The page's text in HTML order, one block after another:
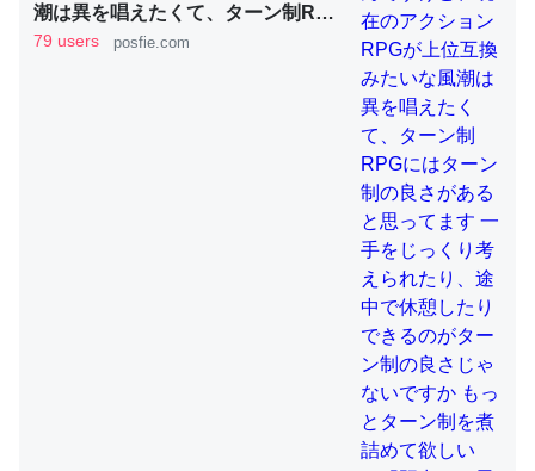
論文では「淡水はカルシウムも酸素も不足してて両方に不
利だから両方が拮抗してるのでは」とあって面白い。海に
いる鋏角類（カブトガニ・ウミグモ）はカルシウムを使わ
ずキチンを強化してる筈だが、酵素が違うのか？
─ニュース :: 【研究発表】昆虫学の大問題＝「昆虫はなぜ海にいな
これを元に考えるとカルシウムを大量に使う脊椎動物と貝
類は苦労してるんだな…。腹足類だと殻を無くしてナメク
潮は異を唱えたくて、ターン制RPG
にはターン制の良さがあると思って
79 users posfie.com